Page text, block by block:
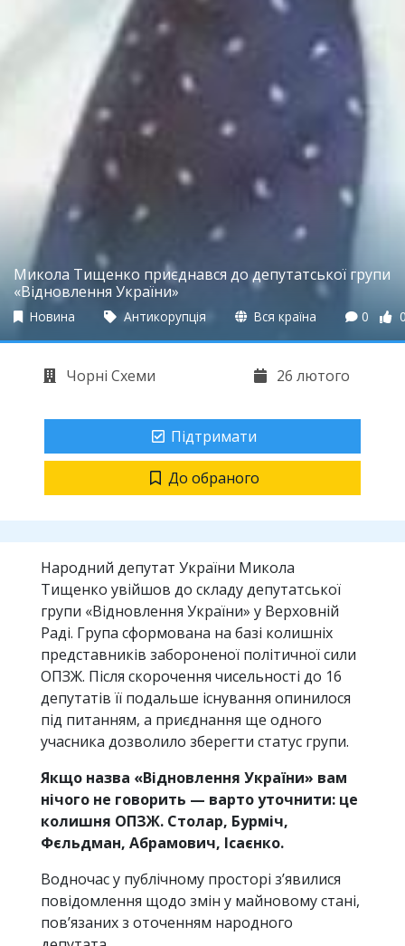
Микола Тищенко приєднався до депутатської групи
«Відновлення України»
Новина Антикорупція Вся країна 0
Чорні Схеми 26 лютого
Підтримати
До обраного
Народний депутат України Микола
Тищенко увійшов до складу депутатської
групи «Відновлення України» у Верховній
Раді. Група сформована на базі колишніх
представників забороненої політичної сили
ОПЗЖ. Після скорочення чисельності до 16
депутатів її подальше існування опинилося
під питанням, а приєднання ще одного
учасника дозволило зберегти статус групи.
Якщо назва «Відновлення України» вам
нічого не говорить — варто уточнити: це
колишня ОПЗЖ. Столар, Бурміч,
Фєльдман, Абрамович, Ісаєнко.
Водночас у публічному просторі з’явилися
повідомлення щодо змін у майновому стані,
пов’язаних з оточенням народного